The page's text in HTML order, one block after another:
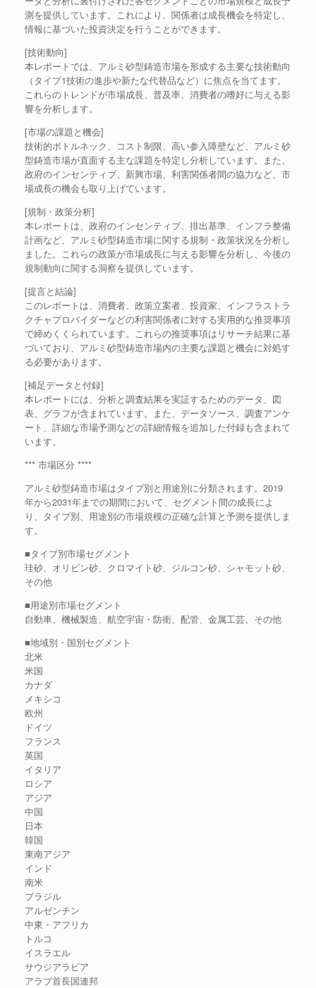
測を提供しています。これにより、関係者は成長機会を特定し、
情報に基づいた投資決定を行うことができます。
[技術動向]
本レポートでは、アルミ砂型鋳造市場を形成する主要な技術動向
（タイプ1技術の進歩や新たな代替品など）に焦点を当てます。
これらのトレンドが市場成長、普及率、消費者の嗜好に与える影
響を分析します。
[市場の課題と機会]
技術的ボトルネック、コスト制限、高い参入障壁など、アルミ砂
型鋳造市場が直面する主な課題を特定し分析しています。また、
政府のインセンティブ、新興市場、利害関係者間の協力など、市
場成長の機会も取り上げています。
[規制・政策分析]
本レポートは、政府のインセンティブ、排出基準、インフラ整備
計画など、アルミ砂型鋳造市場に関する規制・政策状況を分析し
ました。これらの政策が市場成長に与える影響を分析し、今後の
規制動向に関する洞察を提供しています。
[提言と結論]
このレポートは、消費者、政策立案者、投資家、インフラストラ
クチャプロバイダーなどの利害関係者に対する実用的な推奨事項
で締めくくられています。これらの推奨事項はリサーチ結果に基
づいており、アルミ砂型鋳造市場内の主要な課題と機会に対処す
る必要があります。
[補足データと付録]
本レポートには、分析と調査結果を実証するためのデータ、図
表、グラフが含まれています。また、データソース、調査アンケ
ート、詳細な市場予測などの詳細情報を追加した付録も含まれて
います。
*** 市場区分 ****
アルミ砂型鋳造市場はタイプ別と用途別に分類されます。2019
年から2031年までの期間において、セグメント間の成長によ
り、タイプ別、用途別の市場規模の正確な計算と予測を提供しま
す。
■タイプ別市場セグメント
珪砂、オリビン砂、クロマイト砂、ジルコン砂、シャモット砂、
その他
■用途別市場セグメント
自動車、機械製造、航空宇宙・防衛、配管、金属工芸、その他
■地域別・国別セグメント
北米
米国
カナダ
メキシコ
欧州
ドイツ
フランス
英国
イタリア
ロシア
アジア
中国
日本
韓国
東南アジア
インド
南米
ブラジル
アルゼンチン
中東・アフリカ
トルコ
イスラエル
サウジアラビア
アラブ首長国連邦